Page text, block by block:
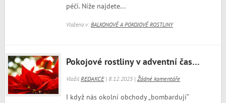
péči. Níže najdete...
Vloženo v:BALKONOVÉ A POKOJOVÉ ROSTLINY
Pokojové rostliny v adventní čas…
VložilREDAKCE| 8.12.2025 |Žádné komentáře
I když nás okolní obchody „bombardují“